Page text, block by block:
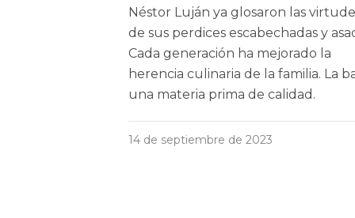
Néstor Luján ya glosaron las
de sus perdices escabechadas y
Cada generación ha mejorado la
herencia culinaria de la familia. La
una materia prima de calidad.
14 de septiembre de 2023